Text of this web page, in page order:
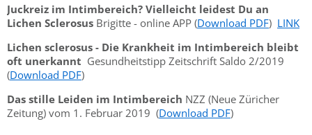
Juckreiz im Intimbereich? Vielleicht leidest Du an
Lichen Sclerosus Brigitte - online APP (Download PDF) LINK
Lichen sclerosus - Die Krankheit im Intimbereich bleibt
oft unerkannt Gesundheitstipp Zeitschrift Saldo 2/2019
(Download PDF)
Das stille Leiden im Intimbereich NZZ (Neue Züricher
Zeitung) vom 1. Februar 2019 (Download PDF)